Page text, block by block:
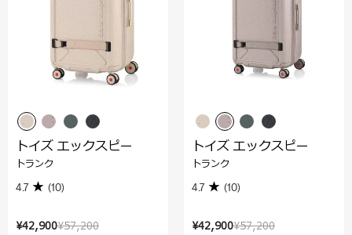
¥57,200
¥42,900
トイズ エックスピー
トランク
4.7 (10)
¥57,200
¥42,900
トイズ エックスピー
トランク
4.7 (10)